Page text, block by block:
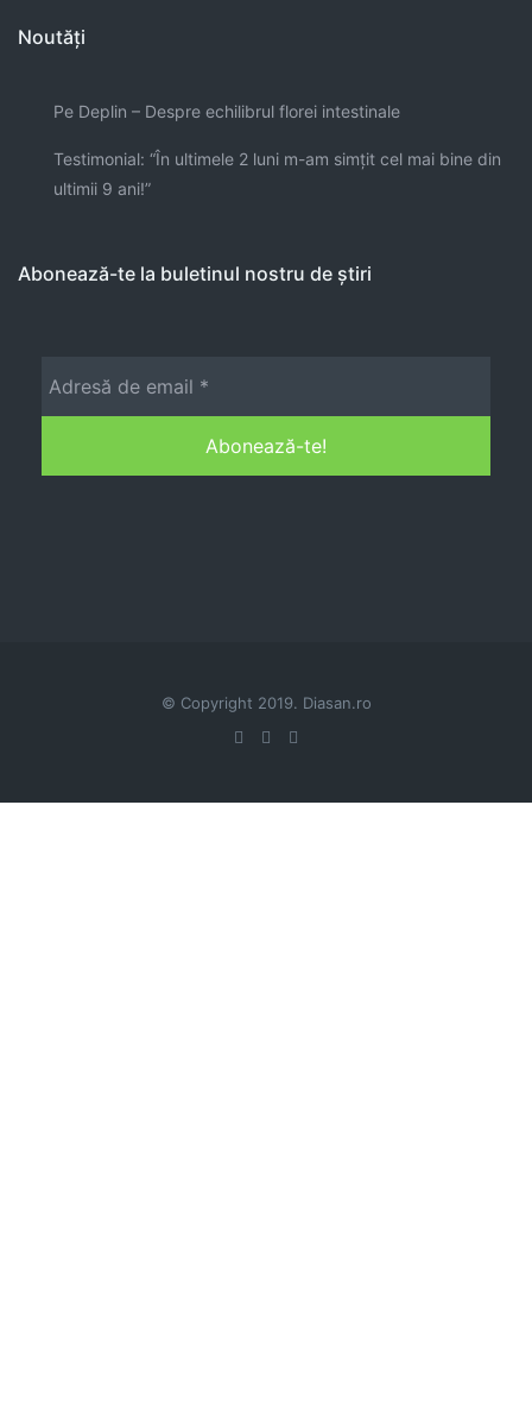
Noutăți
Pe Deplin – Despre echilibrul florei intestinale
Testimonial: “În ultimele 2 luni m-am simţit cel mai bine din
ultimii 9 ani!”
Abonează-te la buletinul nostru de știri
© Copyright 2019. Diasan.ro